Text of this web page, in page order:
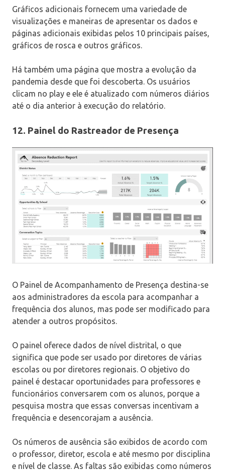
Gráficos adicionais fornecem uma variedade de
visualizações e maneiras de apresentar os dados e
páginas adicionais exibidas pelos 10 principais países,
gráficos de rosca e outros gráficos.
Há também uma página que mostra a evolução da
pandemia desde que foi descoberta. Os usuários
clicam no play e ele é atualizado com números diários
até o dia anterior à execução do relatório.
12. Painel do Rastreador de Presença
O Painel de Acompanhamento de Presença destina-se
aos administradores da escola para acompanhar a
frequência dos alunos, mas pode ser modificado para
atender a outros propósitos.
O painel oferece dados de nível distrital, o que
significa que pode ser usado por diretores de várias
escolas ou por diretores regionais. O objetivo do
painel é destacar oportunidades para professores e
funcionários conversarem com os alunos, porque a
pesquisa mostra que essas conversas incentivam a
frequência e desencorajam a ausência.
Os números de ausência são exibidos de acordo com
o professor, diretor, escola e até mesmo por disciplina
e nível de classe. As faltas são exibidas como números